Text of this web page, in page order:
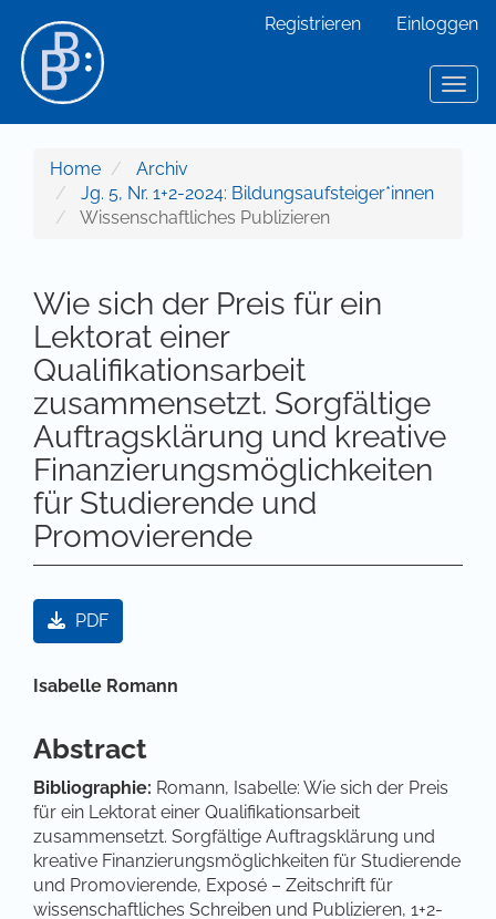
Hauptinhalt
Sidebar
Registrieren Einloggen
Home
Archiv
Jg. 5, Nr. 1+2-2024: Bildungsaufsteiger*innen
Wissenschaftliches Publizieren
Wie sich der Preis für ein
Lektorat einer
Qualifikationsarbeit
zusammensetzt. Sorgfältige
Auftragsklärung und kreative
Finanzierungsmöglichkeiten
für Studierende und
Promovierende
Artikel-Sidebar
PDF
Hauptsächlicher Artikelinhalt
Isabelle Romann
Abstract
Bibliographie: Romann, Isabelle: Wie sich der Preis
für ein Lektorat einer Qualifikationsarbeit
zusammensetzt. Sorgfältige Auftragsklärung und
kreative Finanzierungsmöglichkeiten für Studierende
und Promovierende, Exposé – Zeitschrift für
wissenschaftliches Schreiben und Publizieren, 1+2-